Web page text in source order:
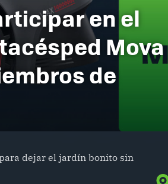
en el
Mova
de
dejar el jardín bonito sin